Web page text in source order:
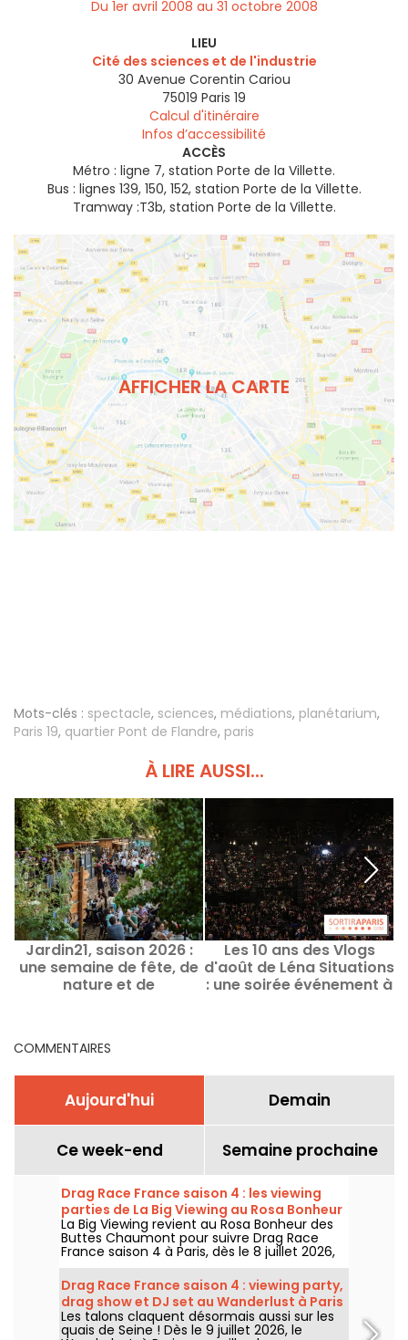
Du 1er avril 2008 au 31 octobre 2008
LIEU
Cité des sciences et de l'industrie
30 Avenue Corentin Cariou
75019 Paris 19
Calcul d'itinéraire
Infos d’accessibilité
ACCÈS
Métro : ligne 7, station Porte de la Villette.
Bus : lignes 139, 150, 152, station Porte de la Villette.
Tramway :T3b, station Porte de la Villette.
AFFICHER LA CARTE
Mots-clés : spectacle, sciences, médiations, planétarium,
Paris 19, quartier Pont de Flandre, paris
À LIRE AUSSI...
Jardin21, saison 2026 :
une semaine de fête, de
nature et de
Les 10 ans des Vlogs
d'août de Léna Situations
: une soirée événement à
COMMENTAIRES
Aujourd'hui Demain
Ce week-end Semaine prochaine
Drag Race France saison 4 : les viewing
parties de La Big Viewing au Rosa Bonheur
La Big Viewing revient au Rosa Bonheur des
Buttes Chaumont pour suivre Drag Race
France saison 4 à Paris, dès le 8 juillet 2026,
puis chaque soir de diffusion. Animée par La
Big Bertha, cette viewing party réunit
projection de l’épisode, performances drag,
quiz, invités et surprises.
Drag Race France saison 4 : viewing party,
drag show et DJ set au Wanderlust à Paris
Les talons claquent désormais aussi sur les
quais de Seine ! Dès le 9 juillet 2026, le